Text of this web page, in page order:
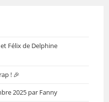
Félix de Delphine
! 🎉
2025 par Fanny